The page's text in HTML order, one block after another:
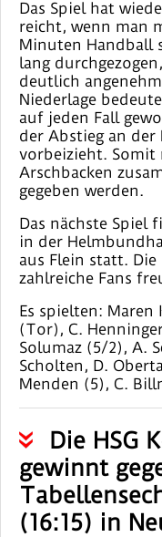
Das Spiel hat
reicht, wenn man
Minuten Handball
lang
deutlich
Niederlage
auf jeden Fall
der Abstieg an der
vorbeizieht. Somit
Arschbacken
gegeben werden.
Das nächste Spiel
in der
aus Flein statt.
zahlreiche Fans
Es spielten:
(Tor), C.
Solumaz (5/2), A.
Scholten, D.
Menden (5), C.
Die HSG
gewinnt
(16:15) in